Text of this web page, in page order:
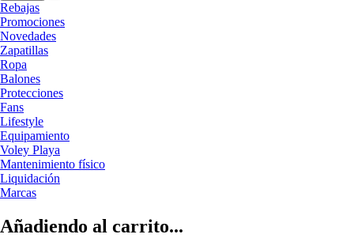
Rebajas
Promociones
Novedades
Zapatillas
Ropa
Balones
Protecciones
Fans
Lifestyle
Equipamiento
Voley Playa
Mantenimiento físico
Liquidación
Marcas
Añadiendo al carrito...